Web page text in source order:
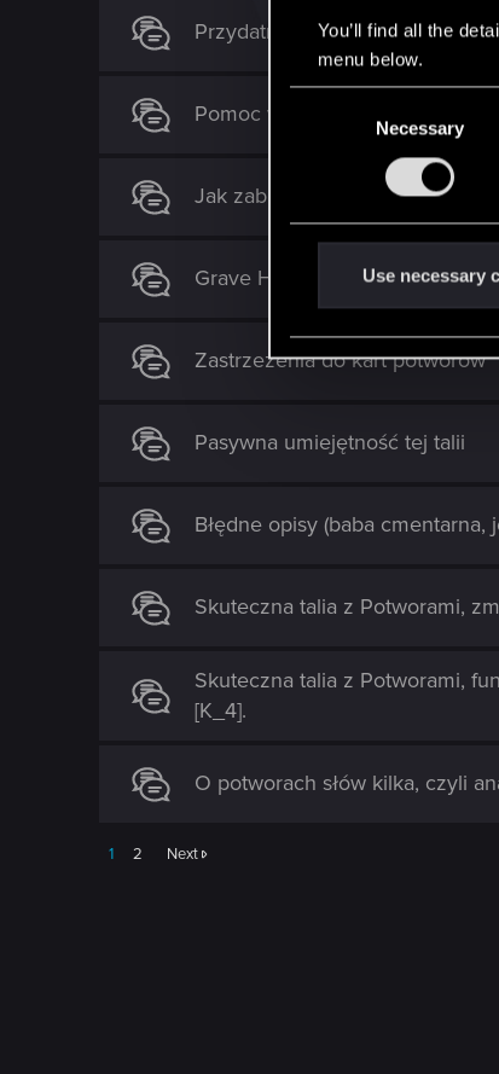
You’ll find all the
menu below.
e
l
t
n
Necessary
Use necessary
Przydatność karty "Przeraza"
Pomoc w wyborze golda do
Jak zabić nekkera
Grave Hag (Żalnica)
Zastrzeżenia do kart potworów
Pasywna umiejętność tej talii
Błędne opisy (baba cmentarna,
Skuteczna talia z Potworami,
Skuteczna talia z Potworami,
[K_4].
O potworach słów kilka, czyli
1 2 Next